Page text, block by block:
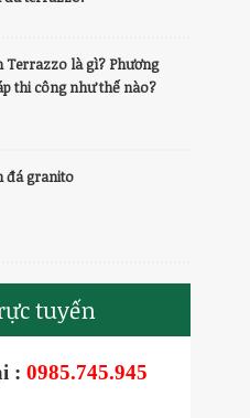
Terrazzo là gì? Phương
thi công như thế nào?
đá granito
tuyến
:0985.745.945